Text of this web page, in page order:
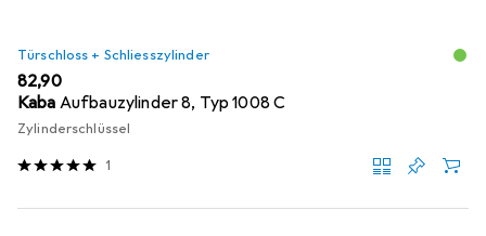
Türschloss + Schliesszylinder
EUR
82,90
Kaba Aufbauzylinder 8, Typ 1008 C
Zylinderschlüssel
1